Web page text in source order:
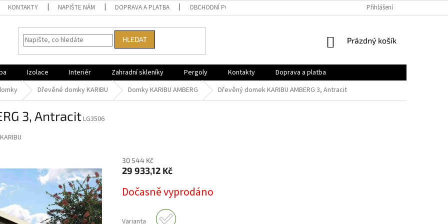
KONTAKTY NAPIŠTE NÁM DOPRAVA A PLATBA OBCHODNÍ PODMÍNKY VRÁCENÍ ZBOŽÍ A
Přihlášení
HLEDAT
NÁKUPNÍ
Prázdný košík
Izolace Interiér Zahradní skleníky Pergoly Kontakty
Doprava a platba
Dřevěné domky KARIBU Domky KARIBU AMBERG Dřevěný domek KARIBU AMBERG 3, Antracit
3, AntracitLG3506
KARIBU
30 544 Kč
29 933,12 Kč
cena:
Dočasně vyprodáno
Varianta